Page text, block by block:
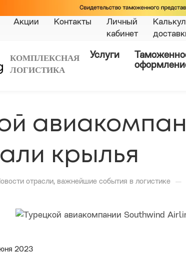
Акции Контакты
Личный
кабинет
КОМПЛЕКСНАЯ
ЛОГИСТИКА
Услуги
крылья
отрасли, важнейшие события в логистике —
2023